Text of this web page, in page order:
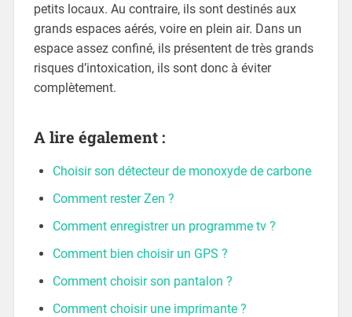
petits locaux. Au contraire, ils sont destinés aux
grands espaces aérés, voire en plein air. Dans un
espace assez confiné, ils présentent de très grands
risques d’intoxication, ils sont donc à éviter
complètement.
A lire également :
Choisir son détecteur de monoxyde de carbone
Comment rester Zen ?
Comment enregistrer un programme tv ?
Comment bien choisir un GPS ?
Comment choisir son pantalon ?
Comment choisir une imprimante ?